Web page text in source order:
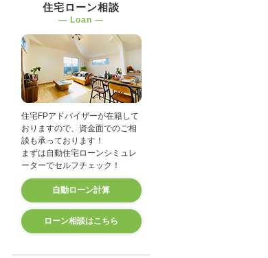
住宅ローン相談
― Loan ―
住宅FPアドバイザーが在籍して
おりますので、資金面でのご相
談も承っております！
まずは自動住宅ローンシミュレ
ーターでセルフチェック！
自動ローン計算
ローン相談はこちら